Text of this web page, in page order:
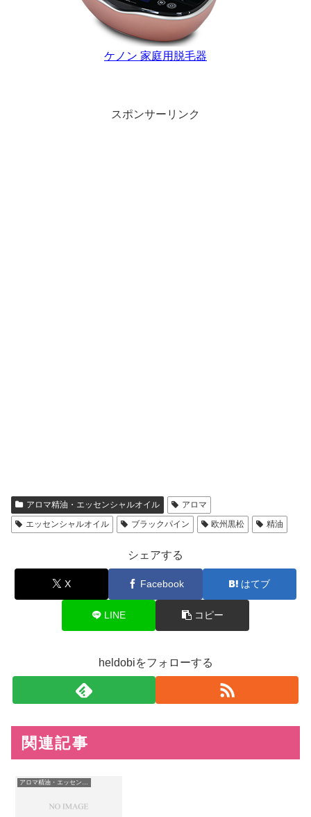
ケノン 家庭用脱毛器
スポンサーリンク
アロマ精油・エッセンシャルオイル
アロマ
エッセンシャルオイル
ブラックパイン 欧州黒松 精油
シェアする
X Facebook はてブ
LINE コピー
heldobiをフォローする
関連記事